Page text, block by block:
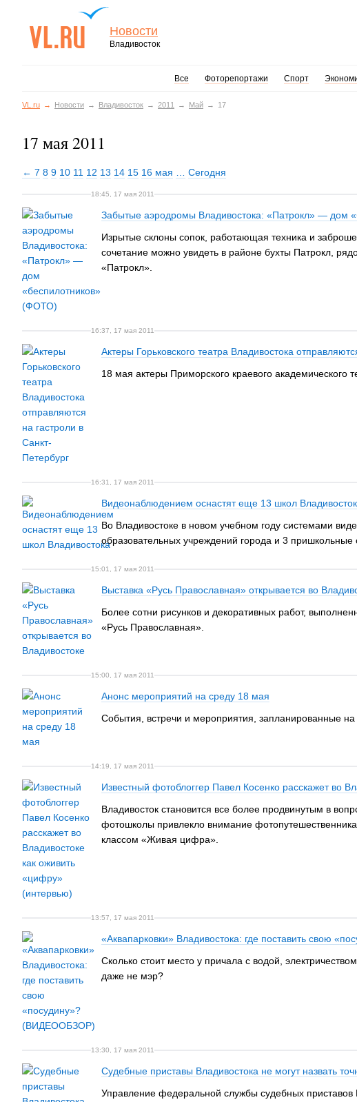
Новости
Владивосток
Все Фоторепортажи Спорт
VL.ru Новости Владивосток 2011 Май 17
17 мая 2011
← 7 8 9 10 11 12 13 14 15 16 мая Сегодня
18:45, 17 мая 2011
Забытые аэродромы Владивостока: «Патрокл» — дом
Изрытые склоны сопок, работающая техника и
сочетание можно увидеть в районе бухты Патрокл,
«Патрокл».
16:37, 17 мая 2011
Актеры Горьковского театра Владивостока
18 мая актеры Приморского краевого академического
16:31, 17 мая 2011
Видеонаблюдением оснастят еще 13 школ
Во Владивостоке в новом учебном году системами
образовательных учреждений города и 3 пришкольные
15:01, 17 мая 2011
Выставка «Русь Православная» открывается во
Более сотни рисунков и декоративных работ,
«Русь Православная».
15:00, 17 мая 2011
Анонс мероприятий на среду 18 мая
События, встречи и мероприятия, запланированные на
14:19, 17 мая 2011
Известный фотоблоггер Павел Косенко расскажет во
Владивосток становится все более продвинутым в
фотошколы привлекло внимание
классом «Живая цифра».
13:57, 17 мая 2011
«Аквапарковки» Владивостока: где поставить свою
Сколько стоит место у причала с водой,
даже не мэр?
13:30, 17 мая 2011
Судебные приставы Владивостока не могут назвать
Управление федеральной службы судебных приставов